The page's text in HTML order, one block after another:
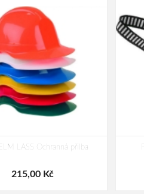
LASS Ochranná přilba
215,00 Kč